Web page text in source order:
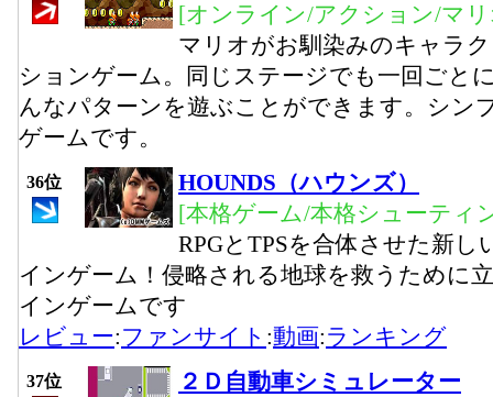
[オンライン/アクション/マ
マリオがお馴染みのキャラ
ションゲーム。同じステージでも一回ごと
んなパターンを遊ぶことができます。シン
ゲームです。
36位
HOUNDS（ハウンズ）
[本格ゲーム/本格シューティ
RPGとTPSを合体させた新し
インゲーム！侵略される地球を救うために
インゲームです
レビュー:ファンサイト :動画:ランキング
37位
２Ｄ自動車シミュレーター